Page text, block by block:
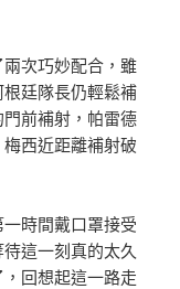
次巧妙配合，雖
廷隊長仍輕鬆補
前補射，帕雷德
西近距離補射破
時間戴口罩接受
這一刻真的太久
回想起這一路走